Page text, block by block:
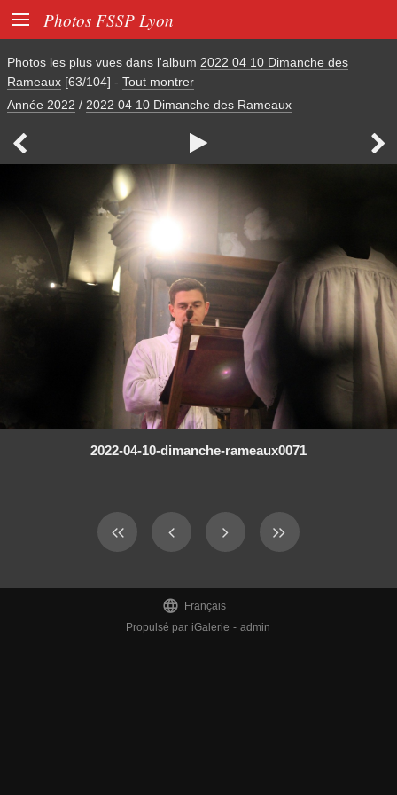
 Photos FSSP Lyon
Photos les plus vues dans l'album 2022 04 10 Dimanche des
Rameaux [63/104] - Tout montrer
Année 2022 / 2022 04 10 Dimanche des Rameaux
  
2022-04-10-dimanche-rameaux0071

Français
Propulsé par iGalerie - admin